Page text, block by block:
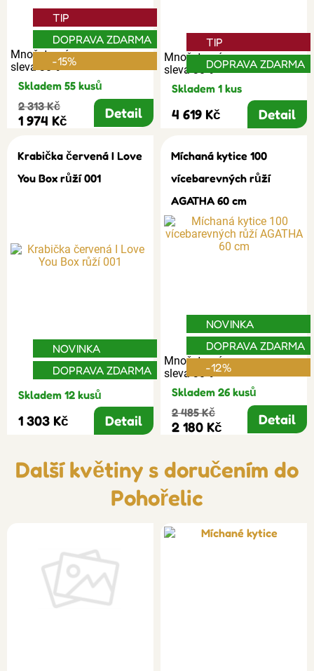
Množstevní
sleva 30%
TIP
DOPRAVA ZDARMA
-15%
Skladem 55 kusů
2 313 Kč
1 974 Kč Detail
Množstevní
sleva 30%
TIP
DOPRAVA ZDARMA
Skladem 1 kus
4 619 Kč Detail
Krabička červená I Love
You Box růží 001
NOVINKA
DOPRAVA ZDARMA
Skladem 12 kusů
1 303 Kč Detail
Míchaná kytice 100
vícebarevných růží
AGATHA 60 cm
Množstevní
sleva 30%
NOVINKA
DOPRAVA ZDARMA
-12%
Skladem 26 kusů
2 485 Kč
2 180 Kč Detail
Další květiny s doručením do
Pohořelic